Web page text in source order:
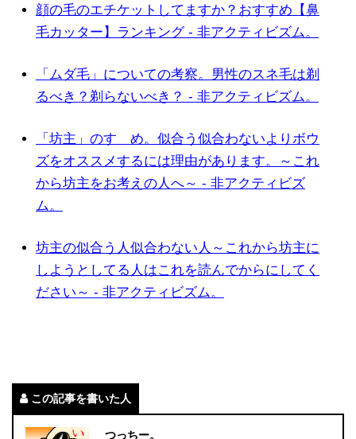
顔の毛のエチケットしてますか？おすすめ【鼻
毛カッター】ランキング - 非アクティビズム。
「ムダ毛」についての考察。男性のスネ毛は剃
るべき？剃らないべき？ - 非アクティビズム。
「坊主」のすゝめ。似合う似合わないよりボウ
ズをオススメするには理由があります。～これ
から坊主をお考えの人へ～ - 非アクティビズ
ム。
坊主の似合う人似合わない人～これから坊主に
しようとしてる人はこれを読んでからにしてく
ださい～ - 非アクティビズム。
この記事を書いた人
つっちー。